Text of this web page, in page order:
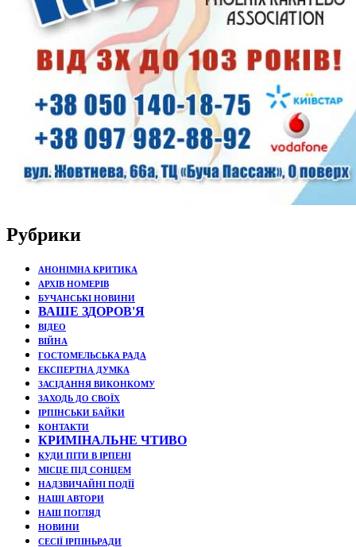
Рубрики
АНОНІМНА КРИТИКА
АРХІВ НОМЕРІВ
БУЧАНСЬКІ НОВИНИ
ВАШЕ ЗДОРОВ'Я
ВІДЕО
ВІЙНА
ГОСТОМЕЛЬСЬКА РАДА
ЕКСПЕРТНА ДУМКА
ЗАСІДАННЯ ВИКОНКОМУ
ЗАХОДЬ ДО СВОЇХ
ІРПІНСЬКИ БАЙКИ
КОНТАКТИ
КРИМІНАЛЬНЕ ЧТИВО
КУДИ ПІТИ В ІРПЕНІ
МІСЦЕ ПІД СОНЦЕМ
НАДЗВИЧАЙНІ ПОДЇЇ
НАШІ АВТОРИ
НАШ ПОГЛЯД
НОВИНИ
СЕСІЇ ІРПІНЬРАДИ